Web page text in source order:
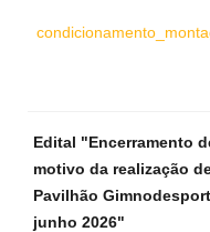
Edital "Encerramento
motivo da realização
Pavilhão
junho 2026"